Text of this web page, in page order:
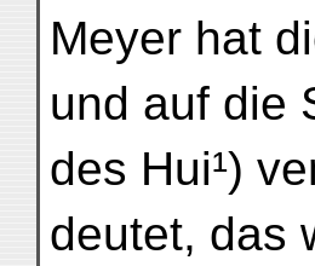
Meyer hat
und auf die
des Hui¹)
deutet, das